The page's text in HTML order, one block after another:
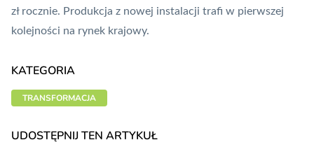
zł rocznie. Produkcja z nowej instalacji trafi w pierwszej
kolejności na rynek krajowy.
KATEGORIA
TRANSFORMACJA
UDOSTĘPNIJ TEN ARTYKUŁ